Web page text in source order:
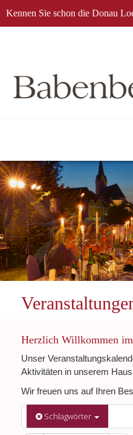
Kennen Sie schon die Donau
Herzlich Willkommen
Unser
Aktivitäten in unserem
Wir freuen uns auf Ihren
Schlagwörter